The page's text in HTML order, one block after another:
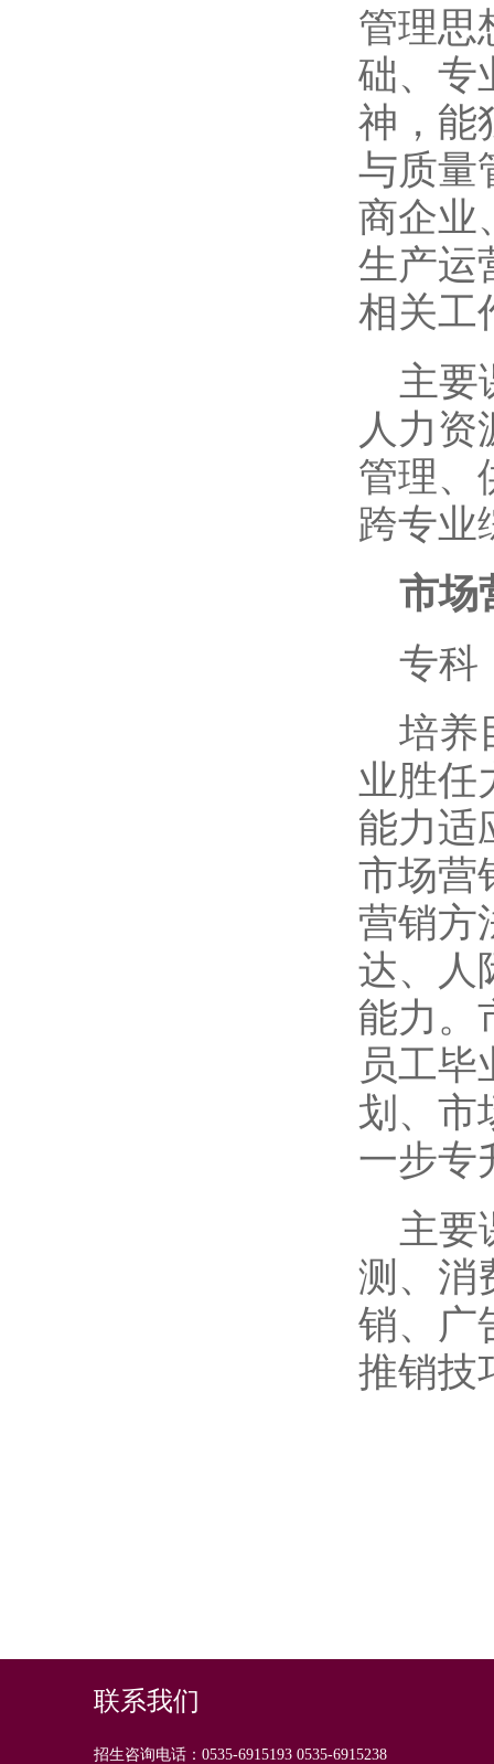
管理思
础、专
神，能
与质量
商企业
生产运
相关工
主要
人力资
管理、
跨专业
市场
专科
培养
业胜任
能力适
市场营
营销方
达、人
能力。
员工
划、市
一步专
主要
测、消
销、广
推销技
联系我们
招生咨询电话：0535-6915193 0535-6915238